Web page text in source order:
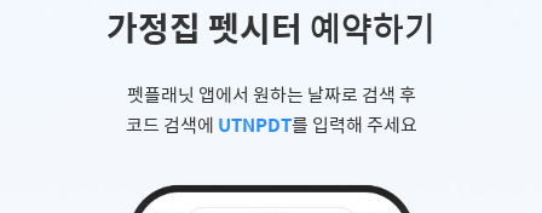
가정집 펫시터 예약하기
펫플래닛 앱에서 원하는 날짜로 검색 후
코드 검색에 UTNPDT를 입력해 주세요